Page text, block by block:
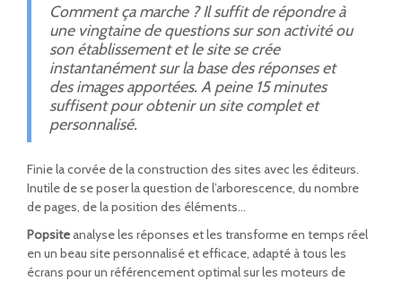
Comment ça marche ? Il suffit de répondre à
une vingtaine de questions sur son activité ou
son établissement et le site se crée
instantanément sur la base des réponses et
des images apportées. A peine 15 minutes
suffisent pour obtenir un site complet et
personnalisé.
Finie la corvée de la construction des sites avec les éditeurs.
Inutile de se poser la question de l’arborescence, du nombre
de pages, de la position des éléments…
Popsiteanalyse les réponses et les transforme en temps réel
en un beau site personnalisé et efficace, adapté à tous les
écrans pour un référencement optimal sur les moteurs de